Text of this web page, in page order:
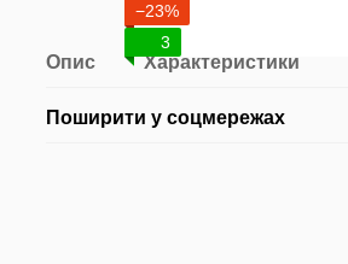
−23%
3
Опис Характеристики
Поширити у соцмережах